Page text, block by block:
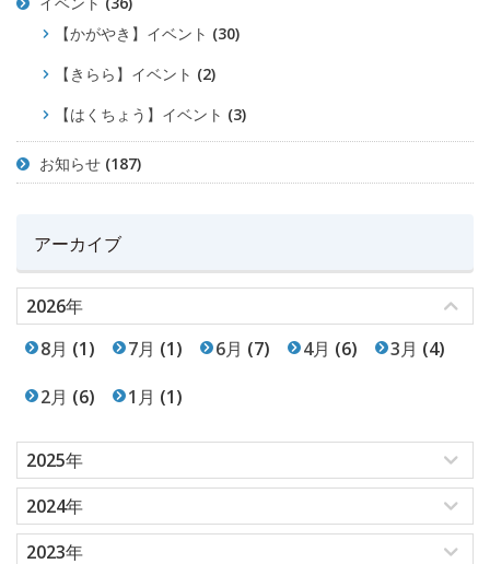
【かがやき】イベント (30)
【きらら】イベント (2)
【はくちょう】イベント (3)
お知らせ (187)
アーカイブ
2026年
8月 (1) 7月 (1) 6月 (7) 4月 (6) 3月 (4)
2月 (6) 1月 (1)
2025年
2024年
2023年